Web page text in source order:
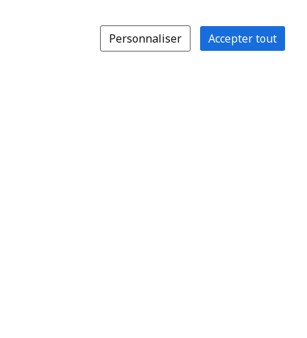
Personnaliser Accepter tout